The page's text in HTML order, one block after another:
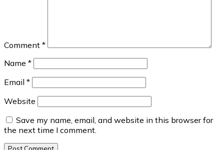
Comment *
Name *
Email *
Website
Save my name, email, and website in this browser for
the next time I comment.